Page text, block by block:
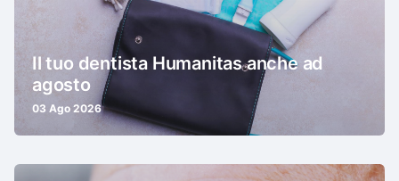
Il tuo dentista Humanitas anche ad
agosto
03 Ago 2026